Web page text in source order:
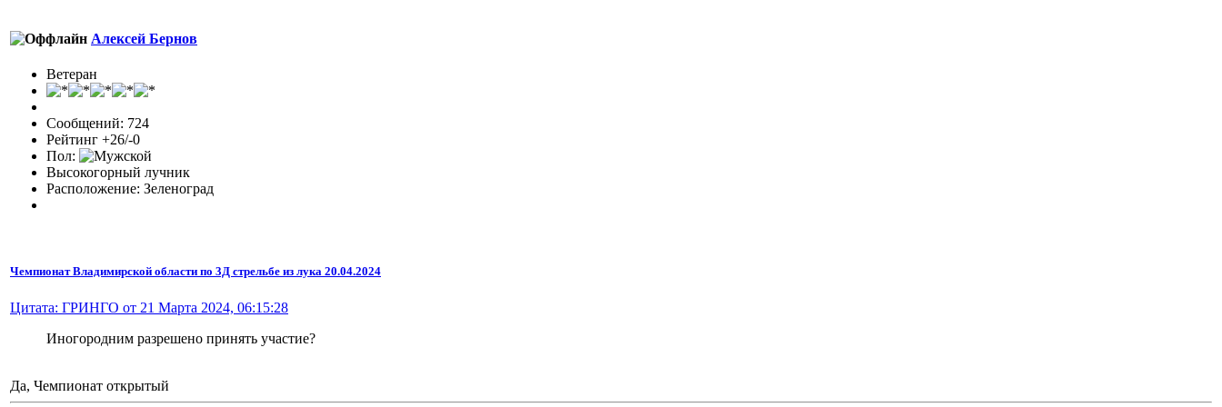
Алексей Бернов
Ветеран
Сообщений: 724
Рейтинг +26/-0
Пол:
Высокогорный лучник
Расположение: Зеленоград
Чемпионат Владимирской области по 3Д стрельбе из лука 20.04.2024
Цитата: ГРИНГО от 21 Марта 2024, 06:15:28
Иногородним разрешено принять участие?
Да, Чемпионат открытый